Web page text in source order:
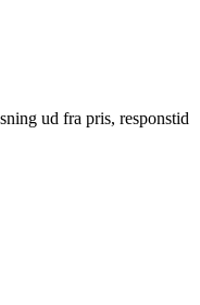
ud fra pris, responstid